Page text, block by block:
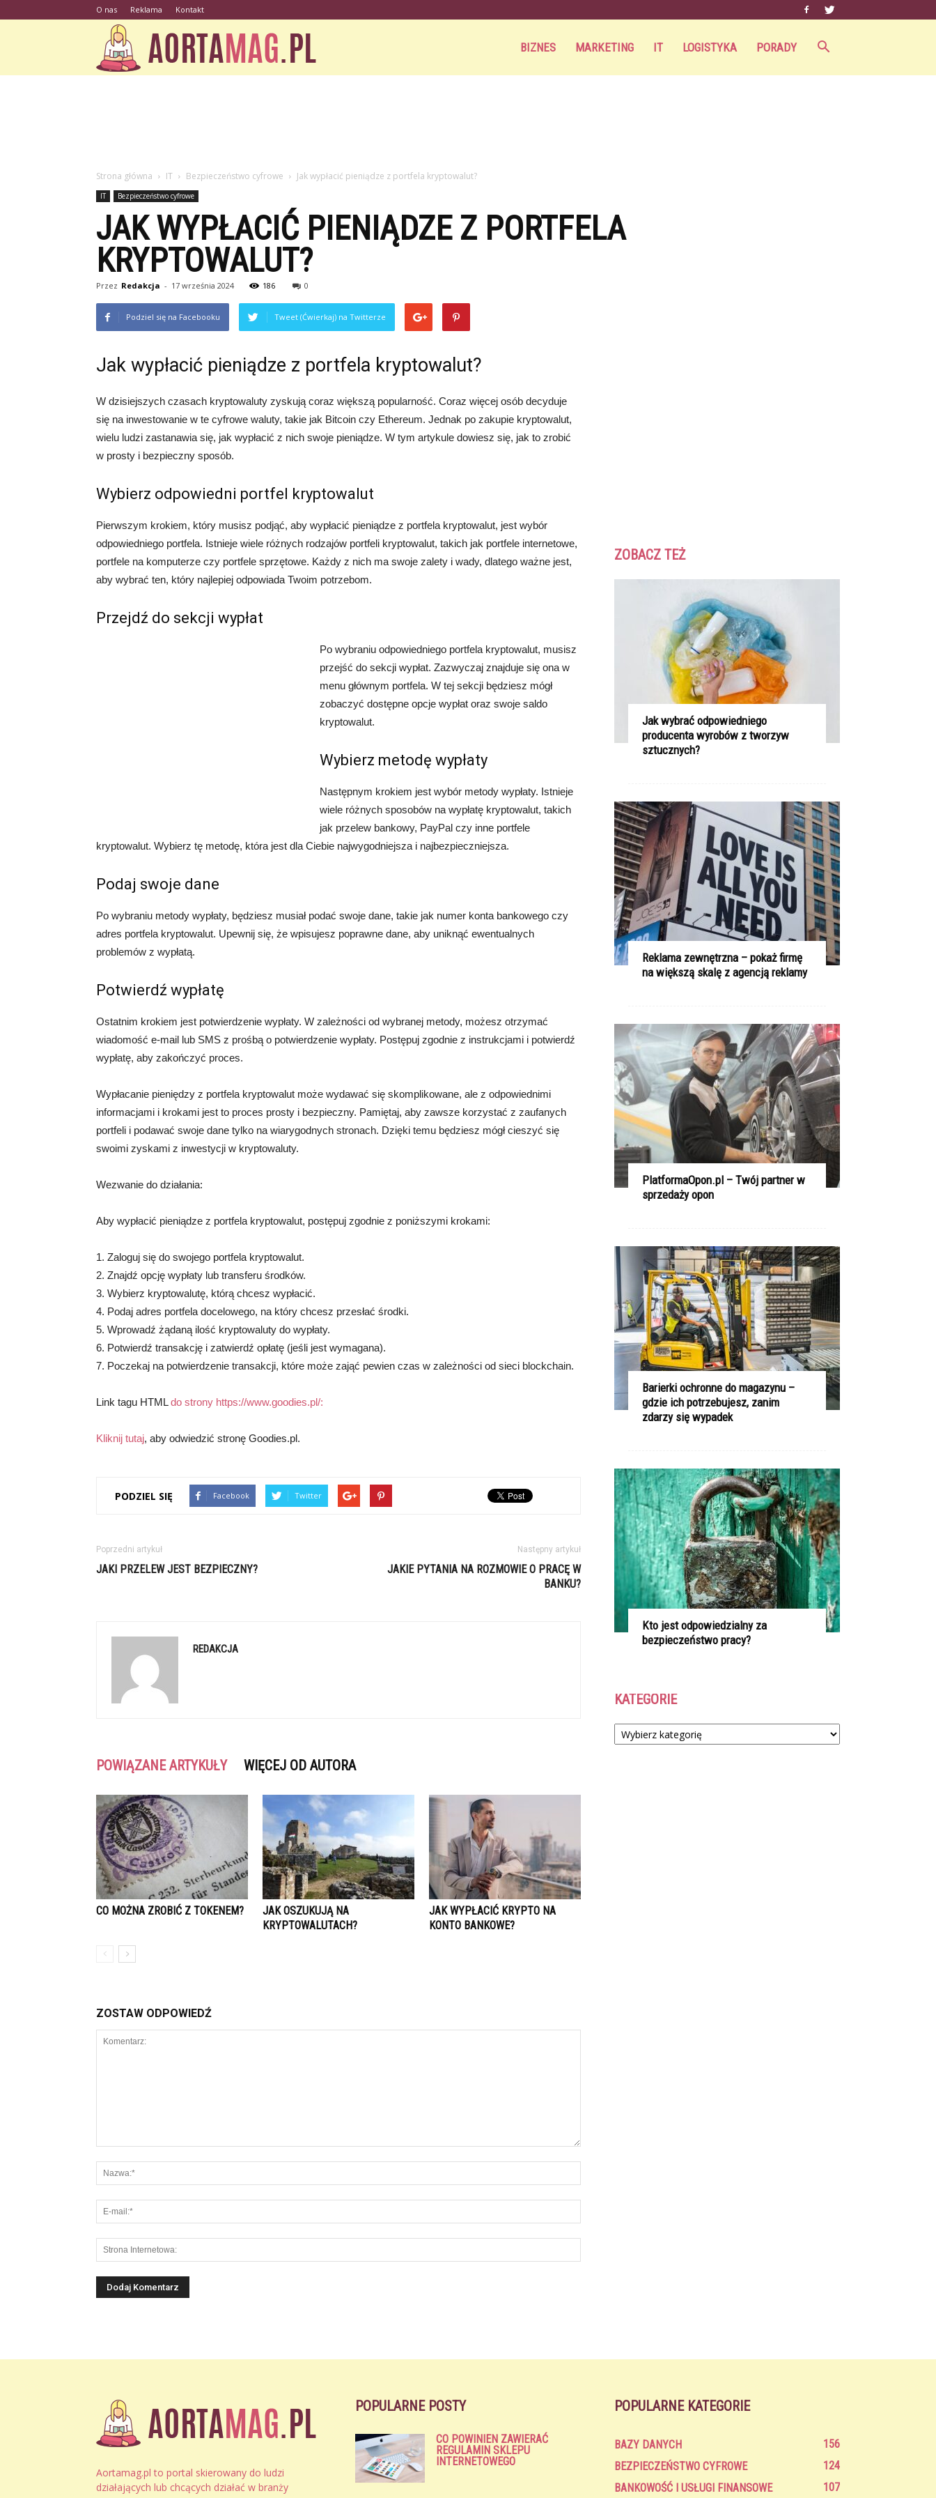
O nas Reklama Kontakt
BIZNES MARKETING IT LOGISTYKA PORADY
Strona główna IT Bezpieczeństwo cyfrowe Jak wypłacić pieniądze z portfela kryptowalut?
IT Bezpieczeństwo cyfrowe
JAK WYPŁACIĆ PIENIĄDZE Z PORTFELA
KRYPTOWALUT?
Przez Redakcja - 17 września 2024 186 0
Podziel się na Facebooku Tweet (Ćwierkaj) na Twitterze
Jak wypłacić pieniądze z portfela kryptowalut?
W dzisiejszych czasach kryptowaluty zyskują coraz większą popularność. Coraz więcej osób decyduje
się na inwestowanie w te cyfrowe waluty, takie jak Bitcoin czy Ethereum. Jednak po zakupie kryptowalut,
wielu ludzi zastanawia się, jak wypłacić z nich swoje pieniądze. W tym artykule dowiesz się, jak to zrobić
w prosty i bezpieczny sposób.
Wybierz odpowiedni portfel kryptowalut
Pierwszym krokiem, który musisz podjąć, aby wypłacić pieniądze z portfela kryptowalut, jest wybór
odpowiedniego portfela. Istnieje wiele różnych rodzajów portfeli kryptowalut, takich jak portfele internetowe,
portfele na komputerze czy portfele sprzętowe. Każdy z nich ma swoje zalety i wady, dlatego ważne jest,
aby wybrać ten, który najlepiej odpowiada Twoim potrzebom.
Przejdź do sekcji wypłat
Po wybraniu odpowiedniego portfela kryptowalut, musisz
przejść do sekcji wypłat. Zazwyczaj znajduje się ona w
menu głównym portfela. W tej sekcji będziesz mógł
zobaczyć dostępne opcje wypłat oraz swoje saldo
kryptowalut.
Wybierz metodę wypłaty
Następnym krokiem jest wybór metody wypłaty. Istnieje
wiele różnych sposobów na wypłatę kryptowalut, takich
jak przelew bankowy, PayPal czy inne portfele
kryptowalut. Wybierz tę metodę, która jest dla Ciebie najwygodniejsza i najbezpieczniejsza.
Podaj swoje dane
Po wybraniu metody wypłaty, będziesz musiał podać swoje dane, takie jak numer konta bankowego czy
adres portfela kryptowalut. Upewnij się, że wpisujesz poprawne dane, aby uniknąć ewentualnych
problemów z wypłatą.
Potwierdź wypłatę
Ostatnim krokiem jest potwierdzenie wypłaty. W zależności od wybranej metody, możesz otrzymać
wiadomość e-mail lub SMS z prośbą o potwierdzenie wypłaty. Postępuj zgodnie z instrukcjami i potwierdź
wypłatę, aby zakończyć proces.
Wypłacanie pieniędzy z portfela kryptowalut może wydawać się skomplikowane, ale z odpowiednimi
informacjami i krokami jest to proces prosty i bezpieczny. Pamiętaj, aby zawsze korzystać z zaufanych
portfeli i podawać swoje dane tylko na wiarygodnych stronach. Dzięki temu będziesz mógł cieszyć się
swoimi zyskami z inwestycji w kryptowaluty.
Wezwanie do działania:
Aby wypłacić pieniądze z portfela kryptowalut, postępuj zgodnie z poniższymi krokami:
1. Zaloguj się do swojego portfela kryptowalut.
2. Znajdź opcję wypłaty lub transferu środków.
3. Wybierz kryptowalutę, którą chcesz wypłacić.
4. Podaj adres portfela docelowego, na który chcesz przesłać środki.
5. Wprowadź żądaną ilość kryptowaluty do wypłaty.
6. Potwierdź transakcję i zatwierdź opłatę (jeśli jest wymagana).
7. Poczekaj na potwierdzenie transakcji, które może zająć pewien czas w zależności od sieci blockchain.
Link tagu HTMLdo strony https://www.goodies.pl/:
Kliknij tutaj, aby odwiedzić stronę Goodies.pl.
PODZIEL SIĘ Facebook Twitter
Poprzedni artykuł
JAKI PRZELEW JEST BEZPIECZNY?
Następny artykuł
JAKIE PYTANIA NA ROZMOWIE O PRACĘ W
BANKU?
REDAKCJA
POWIĄZANE ARTYKUŁY WIĘCEJ OD AUTORA
CO MOŻNA ZROBIĆ Z TOKENEM?
JAK OSZUKUJĄ NA
KRYPTOWALUTACH?
JAK WYPŁACIĆ KRYPTO NA
KONTO BANKOWE?
ZOSTAW ODPOWIEDŹ
ZOBACZ TEŻ
Jak wybrać odpowiedniego
producenta wyrobów z tworzyw
sztucznych?
Reklama zewnętrzna – pokaż firmę
na większą skalę z agencją reklamy
PlatformaOpon.pl – Twój partner w
sprzedaży opon
Barierki ochronne do magazynu –
gdzie ich potrzebujesz, zanim
zdarzy się wypadek
Kto jest odpowiedzialny za
bezpieczeństwo pracy?
KATEGORIE
Kategorie
Aortamag.pl to portal skierowany do ludzi
działających lub chcących działać w branży
POPULARNE POSTY
CO POWINIEN ZAWIERAĆ
REGULAMIN SKLEPU
INTERNETOWEGO
POPULARNE KATEGORIE
BAZY DANYCH
156
BEZPIECZEŃSTWO CYFROWE
124
BANKOWOŚĆ I USŁUGI FINANSOWE
107